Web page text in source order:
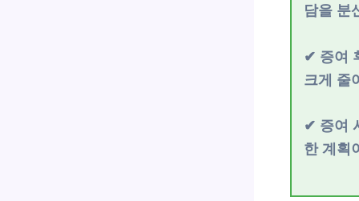
담을 분
✔ 증여
크게 줄
✔ 증여
한 계획